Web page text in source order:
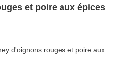
et poire aux épices